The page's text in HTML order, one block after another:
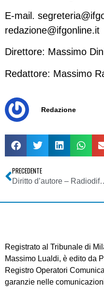
E-mail.
redazione@ifgonline.it
Direttore: Massimo
Redattore: Massimo
Redazione
PRECEDENTE
Diritto
Registrato al Tribunale di
Massimo Lualdi, è edito da
Registro Operatori
garanzie nelle